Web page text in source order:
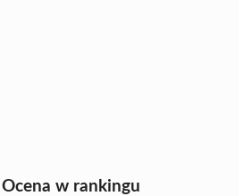
Ocena w rankingu